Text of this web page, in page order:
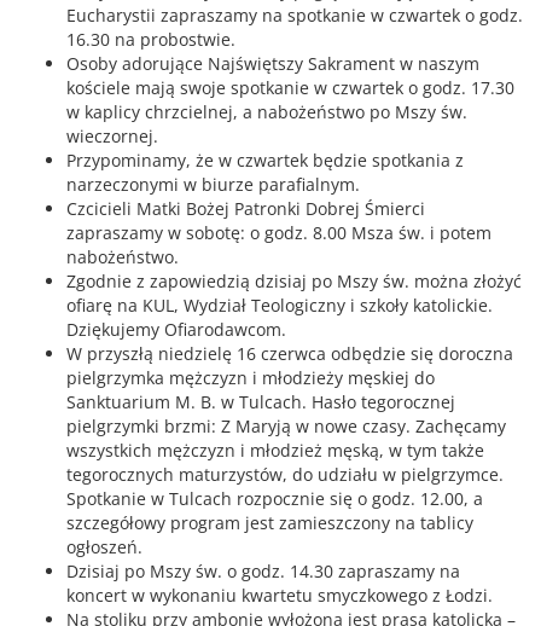
Eucharystii zapraszamy na spotkanie w czwartek o godz.
16.30 na probostwie.
Osoby adorujące Najświętszy Sakrament w naszym
kościele mają swoje spotkanie w czwartek o godz. 17.30
w kaplicy chrzcielnej, a nabożeństwo po Mszy św.
wieczornej.
Przypominamy, że w czwartek będzie spotkania z
narzeczonymi w biurze parafialnym.
Czcicieli Matki Bożej Patronki Dobrej Śmierci
zapraszamy w sobotę: o godz. 8.00 Msza św. i potem
nabożeństwo.
Zgodnie z zapowiedzią dzisiaj po Mszy św. można złożyć
ofiarę na KUL, Wydział Teologiczny i szkoły katolickie.
Dziękujemy Ofiarodawcom.
W przyszłą niedzielę 16 czerwca odbędzie się doroczna
pielgrzymka mężczyzn i młodzieży męskiej do
Sanktuarium M. B. w Tulcach. Hasło tegorocznej
pielgrzymki brzmi: Z Maryją w nowe czasy. Zachęcamy
wszystkich mężczyzn i młodzież męską, w tym także
tegorocznych maturzystów, do udziału w pielgrzymce.
Spotkanie w Tulcach rozpocznie się o godz. 12.00, a
szczegółowy program jest zamieszczony na tablicy
ogłoszeń.
Dzisiaj po Mszy św. o godz. 14.30 zapraszamy na
koncert w wykonaniu kwartetu smyczkowego z Łodzi.
Na stoliku przy ambonie wyłożona jest prasa katolicka –